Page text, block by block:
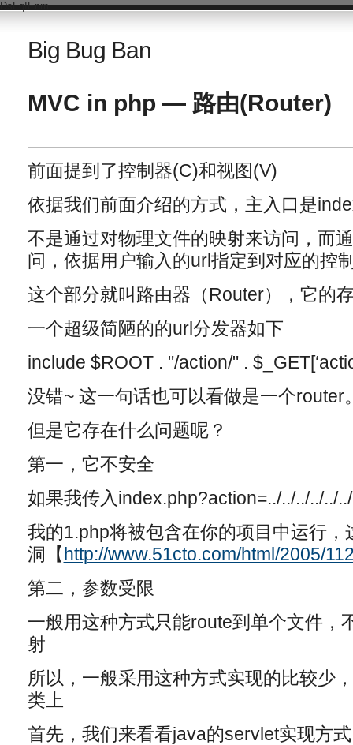
DsFqIEnm
Big Bug Ban
MVC in php — 路由(Router)
前面提到了控制器(C)和视图(V)
依据我们前面介绍的方式，主入口是
不是通过对物理文件的映射来访问，而
问，依据用户输入的url指定到对应的控
这个部分就叫路由器（Router），它的
一个超级简陋的的url分发器如下
include $ROOT . "/action/" .
没错~ 这一句话也可以看做是一个router
但是它存在什么问题呢？
第一，它不安全
如果我传入index.php?action=../../../../../
我的1.php将被包含在你的项目中运行
洞【http://www.51cto.com/html/2005/
第二，参数受限
一般用这种方式只能route到单个文件，
射
所以，一般采用这种方式实现的比较少
类上
首先，我们来看看java的servlet实现方式